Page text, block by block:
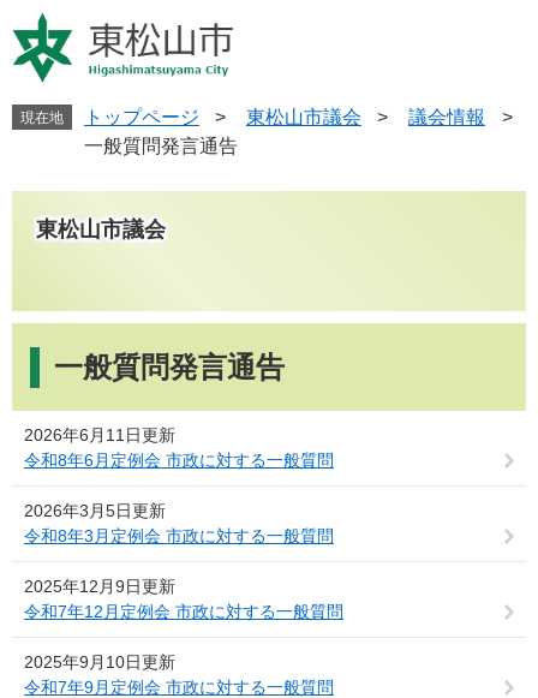
ー
ジ
す
ニ
ュ
し
現在地 トップページ > 東松山市議会 > 議会情報
>
一般質問発言通告
東松山市議会
一般質問発言通告
2026年6月11日更新
令和8年6月定例会 市政に対する一般質問
2026年3月5日更新
令和8年3月定例会 市政に対する一般質問
2025年12月9日更新
令和7年12月定例会 市政に対する一般質問
2025年9月10日更新
令和7年9月定例会 市政に対する一般質問